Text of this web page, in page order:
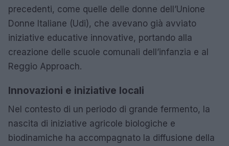
precedenti, come quelle delle donne dell’Unione
Donne Italiane (Udi), che avevano già avviato
iniziative educative innovative, portando alla
creazione delle scuole comunali dell’infanzia e al
Reggio Approach.
Innovazioni e iniziative locali
Nel contesto di un periodo di grande fermento, la
nascita di iniziative agricole biologiche e
biodinamiche ha accompagnato la diffusione della